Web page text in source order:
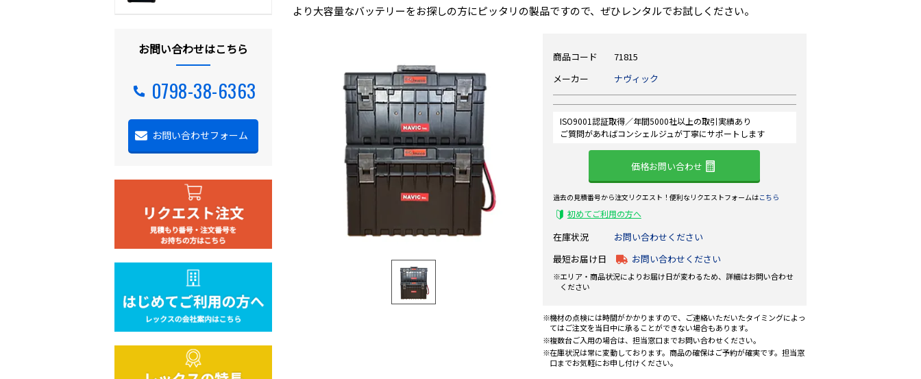
より大容量なバッテリーをお探しの方にピッタリの製品ですので、ぜひレンタルでお試しください。
商品コード
71815
メーカー
ナヴィック
ISO9001認証取得／年間5000社以上の取引実績あり
ご質問があればコンシェルジュが丁寧にサポートします
価格お問い合わせ
過去の見積番号から注文リクエスト！便利なリクエストフォームはこちら
初めてご利用の方へ
在庫状況
お問い合わせください
最短お届け日
お問い合わせください
エリア・商品状況によりお届け日が変わるため、詳細はお問い合わせ
ください
機材の点検には時間がかかりますので、ご連絡いただいたタイミングによっ
てはご注文を当日中に承ることができない場合もあります。
複数台ご入用の場合は、担当窓口までお問い合わせください。
在庫状況は常に変動しております。商品の確保はご予約が確実です。担当窓
口までお気軽にお申し付けください。
お問い合わせはこちら
0798-38-6363
お問い合わせフォーム